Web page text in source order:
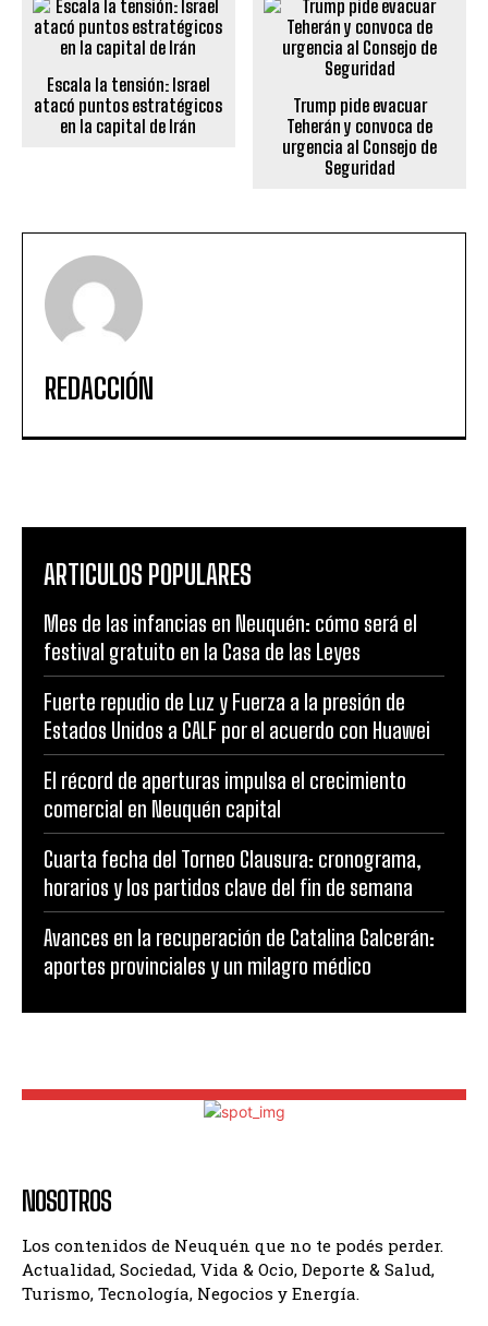
Escala la tensión: Israel
atacó puntos estratégicos
en la capital de Irán
Trump pide evacuar
Teherán y convoca de
urgencia al Consejo de
Seguridad
REDACCIÓN
ARTICULOS POPULARES
Mes de las infancias en Neuquén: cómo será el
festival gratuito en la Casa de las Leyes
Fuerte repudio de Luz y Fuerza a la presión de
Estados Unidos a CALF por el acuerdo con Huawei
El récord de aperturas impulsa el crecimiento
comercial en Neuquén capital
Cuarta fecha del Torneo Clausura: cronograma,
horarios y los partidos clave del fin de semana
Avances en la recuperación de Catalina Galcerán:
aportes provinciales y un milagro médico
NOSOTROS
Los contenidos de Neuquén que no te podés perder.
Actualidad, Sociedad, Vida & Ocio, Deporte & Salud,
Turismo, Tecnología, Negocios y Energía.